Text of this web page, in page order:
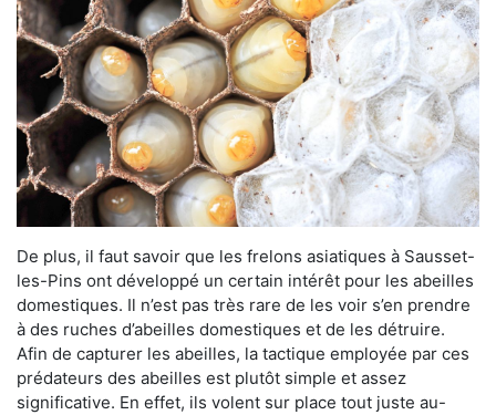
De plus, il faut savoir que les frelons asiatiques à Sausset-
les-Pins ont développé un certain intérêt pour les abeilles
domestiques. Il n’est pas très rare de les voir s’en prendre
à des ruches d’abeilles domestiques et de les détruire.
Afin de capturer les abeilles, la tactique employée par ces
prédateurs des abeilles est plutôt simple et assez
significative. En effet, ils volent sur place tout juste au-